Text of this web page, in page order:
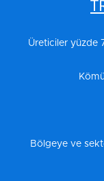
Üreticiler yüzde
Bölgeye ve